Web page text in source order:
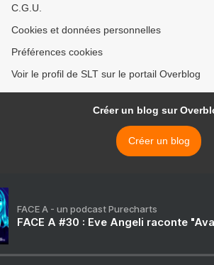
C.G.U.
Cookies et données personnelles
Préférences cookies
Voir le profil de SLT sur le portail Overblog
Créer un blog sur
Créer un blog
FACE A - un podcast Purecharts
FACE A #30 : Eve Angeli raconte